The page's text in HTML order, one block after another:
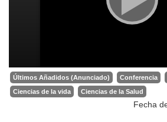
Últimos Añadidos (Anunciado) Conferencia
Ciencias de la vida
Ciencias de la Salud
Fecha